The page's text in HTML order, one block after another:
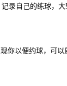
录自己的练球，大
你以便约球，可